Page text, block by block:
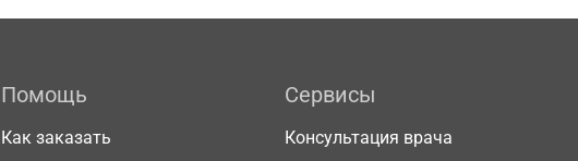
Помощь
Как заказать
Сервисы
Консультация врача